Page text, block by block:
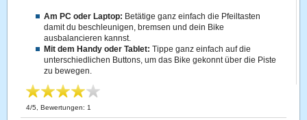
Am PC oder Laptop: Betätige ganz einfach die Pfeiltasten
damit du beschleunigen, bremsen und dein Bike
ausbalancieren kannst.
Mit dem Handy oder Tablet: Tippe ganz einfach auf die
unterschiedlichen Buttons, um das Bike gekonnt über die Piste
zu bewegen.
4/5 , Bewertungen: 1